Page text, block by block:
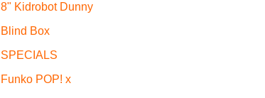
8" Kidrobot Dunny
Blind Box
SPECIALS
Funko POP! x